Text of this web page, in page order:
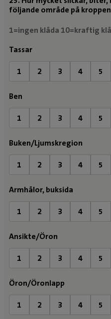
följande område på
1=ingen klåda 10=kraftig
Tassar
1 2 3 4 5
Ben
1 2 3 4 5
Buken/Ljumskregion
1 2 3 4 5
Armhålor, buksida
1 2 3 4 5
Ansikte/Öron
1 2 3 4 5
Öron/Öronlapp
1 2 3 4 5